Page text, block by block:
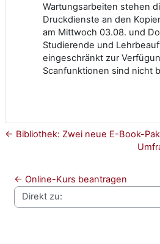
Wartungsarbeiten stehen
Druckdienste an den
am Mittwoch 03.08. und
Studierende und
eingeschränkt zur
Scanfunktionen sind nicht
← Bibliothek: Zwei neue E-Book-
← Online-Kurs beantragen
Direkt zu: